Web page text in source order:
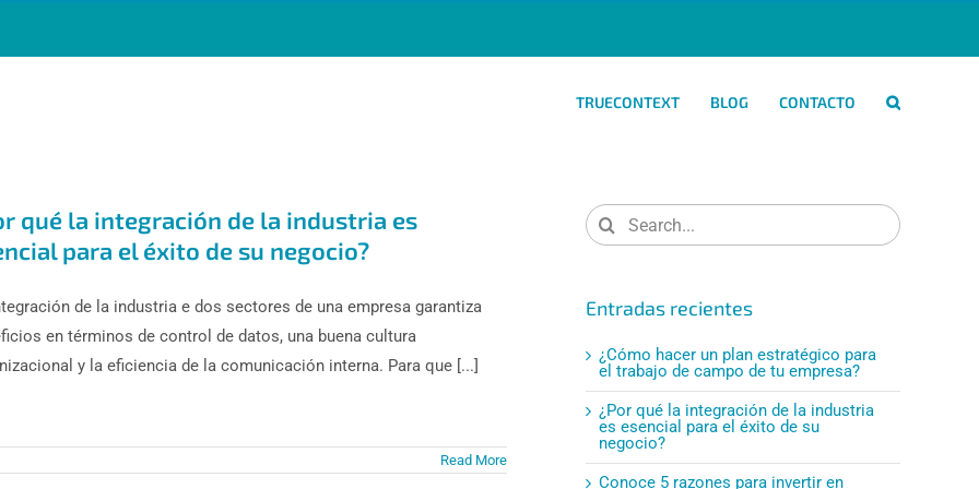
TRUECONTEXT BLOG CONTACTO
qué la integración de la industria es
para el éxito de su negocio?
de la industria e dos sectores de una empresa garantiza
en términos de control de datos, una buena cultura
y la eficiencia de la comunicación interna. Para que [...]
Read More
Search
for:
Entradas recientes
¿Cómo hacer un plan estratégico para
el trabajo de campo de tu empresa?
¿Por qué la integración de la industria
es esencial para el éxito de su
negocio?
Conoce 5 razones para invertir en